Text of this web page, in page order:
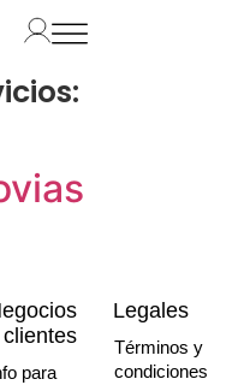
para
Legales
Términos y
condiciones